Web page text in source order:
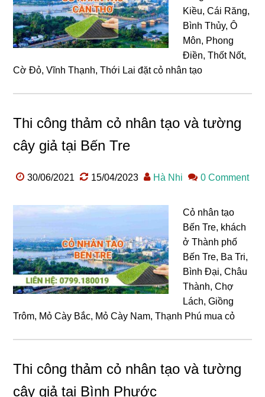
Kiều, Cái Răng,
Bình Thủy, Ô
Môn, Phong
Điền, Thốt Nốt,
Cờ Đỏ, Vĩnh Thạnh, Thới Lai đặt cỏ nhân tạo
Thi công thảm cỏ nhân tạo và tường
cây giả tại Bến Tre
30/06/2021 15/04/2023 Hà Nhi 0 Comment
Cỏ nhân tạo
Bến Tre, khách
ở Thành phố
Bến Tre, Ba Tri,
Bình Đại, Châu
Thành, Chợ
Lách, Giồng
Trôm, Mỏ Cày Bắc, Mỏ Cày Nam, Thạnh Phú mua cỏ
Thi công thảm cỏ nhân tạo và tường
cây giả tại Bình Phước